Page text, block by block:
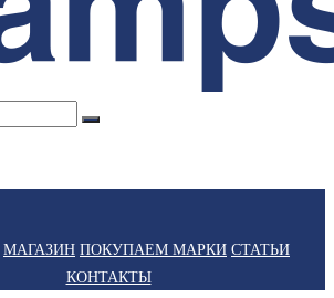
МАГАЗИН ПОКУПАЕМ МАРКИ СТАТЬИ
КОНТАКТЫ